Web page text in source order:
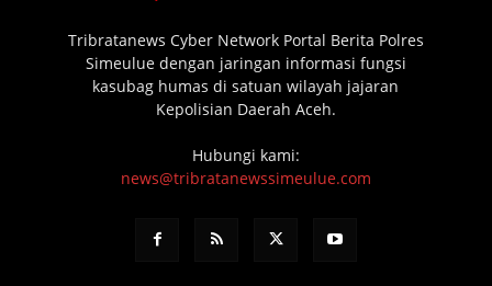
Tribratanews Cyber Network Portal Berita Polres
Simeulue dengan jaringan informasi fungsi
kasubag humas di satuan wilayah jajaran
Kepolisian Daerah Aceh.
Hubungi kami:
news@tribratanewssimeulue.com